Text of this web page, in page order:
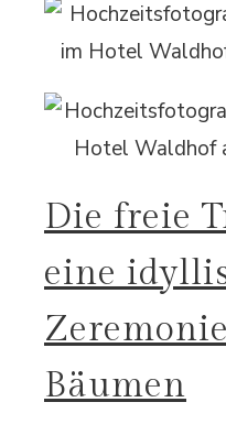
Die freie
eine
Bäumen